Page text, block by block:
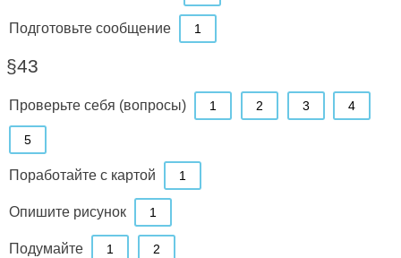
Подготовьте сообщение 1
§43
Проверьте себя (вопросы) 1 2 3 4
5
Поработайте с картой 1
Опишите рисунок 1
Подумайте 1 2